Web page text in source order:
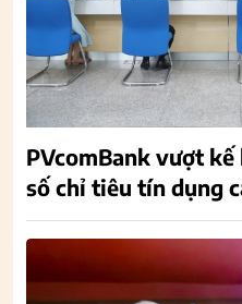
PVcomBank vượt
số chỉ tiêu tín dụng